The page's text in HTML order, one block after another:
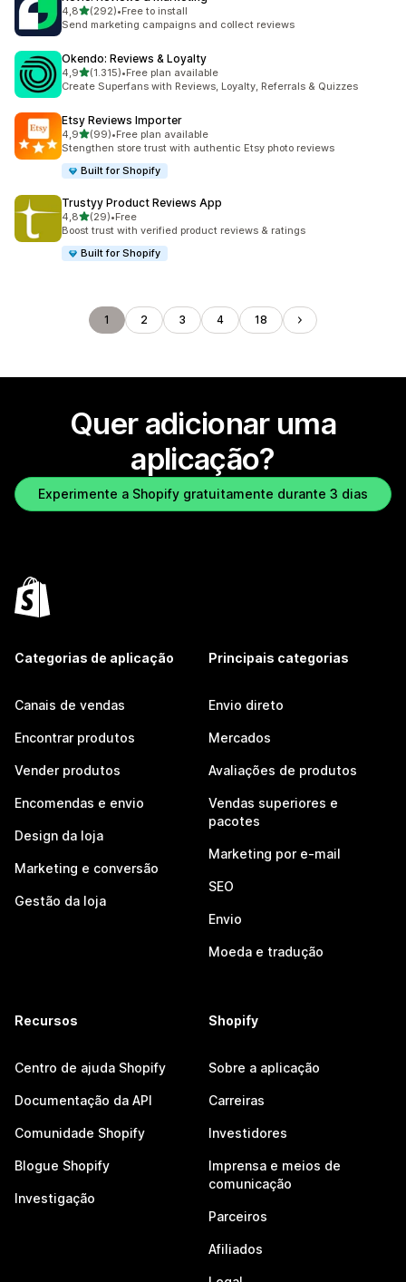
4,8de 5 estrelas
(292)
292 total de avaliações
•Free to install
Send marketing campaigns and collect reviews
Okendo: Reviews & Loyalty
4,9de 5 estrelas
(1.315)
1315 total de avaliações
•Free plan available
Create Superfans with Reviews, Loyalty, Referrals & Quizzes
Etsy Reviews Importer
4,9de 5 estrelas
(99)
99 total de avaliações
•Free plan available
Stengthen store trust with authentic Etsy photo reviews
Built for Shopify
Trustyy Product Reviews App
4,8de 5 estrelas
(29)
29 total de avaliações
•Free
Boost trust with verified product reviews & ratings
Built for Shopify
1 2 3 4 18
Quer adicionar uma
aplicação?
Experimente a Shopify gratuitamente durante 3 dias
Categorias de aplicação
Canais de vendas
Encontrar produtos
Vender produtos
Encomendas e envio
Design da loja
Marketing e conversão
Gestão da loja
Principais categorias
Envio direto
Mercados
Avaliações de produtos
Vendas superiores e
pacotes
Marketing por e-mail
SEO
Envio
Moeda e tradução
Recursos
Centro de ajuda Shopify
Documentação da API
Comunidade Shopify
Blogue Shopify
Investigação
Shopify
Sobre a aplicação
Carreiras
Investidores
Imprensa e meios de
comunicação
Parceiros
Afiliados